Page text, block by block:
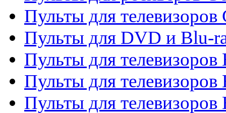
Пульты для телевизоров
Пульты для DVD и Blu-
Пульты для телевизоров
Пульты для телевизоров
Пульты для